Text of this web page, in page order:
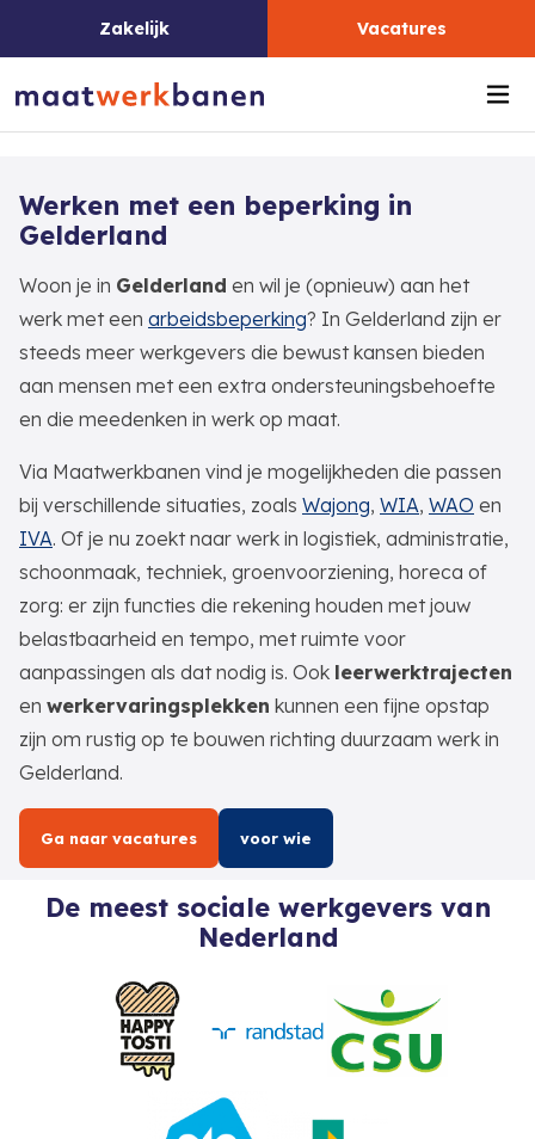
Zakelijk Vacatures
Werken met een beperking in
Gelderland
Woon je in Gelderland en wil je (opnieuw) aan het
werk met een arbeidsbeperking? In Gelderland zijn er
steeds meer werkgevers die bewust kansen bieden
aan mensen met een extra ondersteuningsbehoefte
en die meedenken in werk op maat.
Via Maatwerkbanen vind je mogelijkheden die passen
bij verschillende situaties, zoals Wajong, WIA, WAO en
IVA. Of je nu zoekt naar werk in logistiek, administratie,
schoonmaak, techniek, groenvoorziening, horeca of
zorg: er zijn functies die rekening houden met jouw
belastbaarheid en tempo, met ruimte voor
aanpassingen als dat nodig is. Ook leerwerktrajecten
en werkervaringsplekken kunnen een fijne opstap
zijn om rustig op te bouwen richting duurzaam werk in
Gelderland.
Ga naar vacatures voor wie
De meest sociale werkgevers van
Nederland